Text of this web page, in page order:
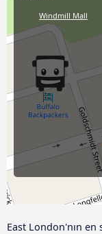
Windmill Mall
East London'nın